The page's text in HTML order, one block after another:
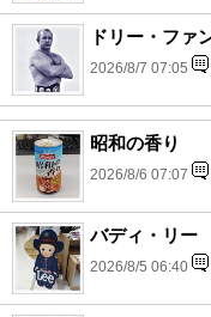
ドリー・ファ
2026/8/7 07:05
昭和の香り
2026/8/6 07:07
バディ・リー
2026/8/5 06:40